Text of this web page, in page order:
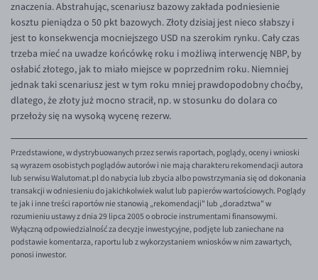
USD/CHF
GBP/CHF
znaczenia. Abstrahując, scenariusz bazowy zakłada podniesienie
kosztu pieniądza o 50 pkt bazowych. Złoty dzisiaj jest nieco słabszy i
jest to konsekwencja mocniejszego USD na szerokim rynku. Cały czas
trzeba mieć na uwadze końcówkę roku i możliwą interwencję NBP, by
osłabić złotego, jak to miało miejsce w poprzednim roku. Niemniej
jednak taki scenariusz jest w tym roku mniej prawdopodobny choćby,
dlatego, że złoty już mocno stracił, np. w stosunku do dolara co
przełoży się na wysoką wycenę rezerw.
Przedstawione, w dystrybuowanych przez serwis raportach, poglądy, oceny i wnioski
są wyrazem osobistych poglądów autorów i nie mają charakteru rekomendacji autora
lub serwisu Walutomat.pl do nabycia lub zbycia albo powstrzymania się od dokonania
transakcji w odniesieniu do jakichkolwiek walut lub papierów wartościowych. Poglądy
te jak i inne treści raportów nie stanowią „rekomendacji" lub „doradztwa" w
rozumieniu ustawy z dnia 29 lipca 2005 o obrocie instrumentami finansowymi.
Wyłączną odpowiedzialność za decyzje inwestycyjne, podjęte lub zaniechane na
podstawie komentarza, raportu lub z wykorzystaniem wniosków w nim zawartych,
ponosi inwestor.